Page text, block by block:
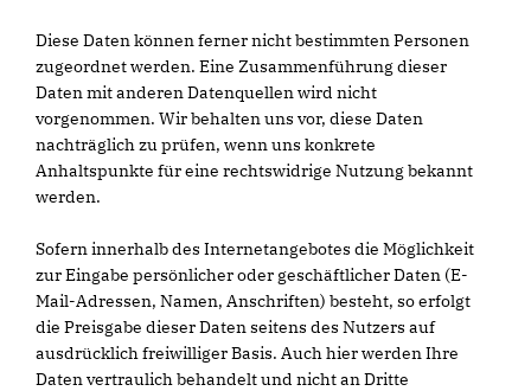
Diese Daten können ferner nicht bestimmten Personen
zugeordnet werden. Eine Zusammenführung dieser
Daten mit anderen Datenquellen wird nicht
vorgenommen. Wir behalten uns vor, diese Daten
nachträglich zu prüfen, wenn uns konkrete
Anhaltspunkte für eine rechtswidrige Nutzung bekannt
werden.
Sofern innerhalb des Internetangebotes die Möglichkeit
zur Eingabe persönlicher oder geschäftlicher Daten (E-
Mail-Adressen, Namen, Anschriften) besteht, so erfolgt
die Preisgabe dieser Daten seitens des Nutzers auf
ausdrücklich freiwilliger Basis. Auch hier werden Ihre
Daten vertraulich behandelt und nicht an Dritte